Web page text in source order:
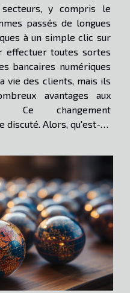
y compris le
passés de longues
à un simple clic sur
effectuer toutes sortes
bancaires numériques
vie des clients, mais ils
avantages aux
Ce changement
Alors, qu'est-ce